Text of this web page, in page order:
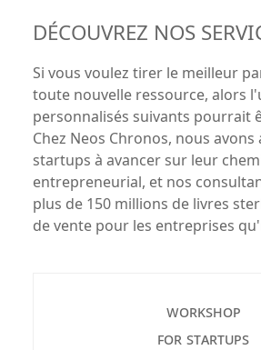
DÉCOUVREZ NOS
Si vous voulez tirer le meilleur
toute nouvelle ressource, alors
personnalisés suivants pourrait
Chez Neos Chronos, nous avons
startups à avancer sur leur
entrepreneurial, et nos
plus de 150 millions de livres
de vente pour les entreprises
workshop
for startups